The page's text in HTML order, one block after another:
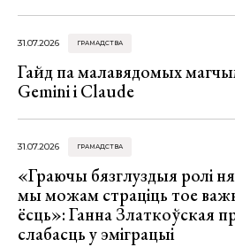
31.07.2026 ГРАМАДСТВА
Гайд па малавядомых
Gemini і Claude
31.07.2026 ГРАМАДСТВА
«Граючы бязглуздыя ролі
мы можам страціць тое
ёсць»: Ганна Златкоўская
слабасць у эміграцыі